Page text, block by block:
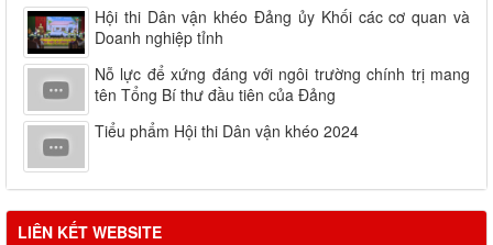
Hội thi Dân vận khéo Đảng ủy Khối các cơ quan và
Doanh nghiệp tỉnh
Nỗ lực để xứng đáng với ngôi trường chính trị mang
tên Tổng Bí thư đầu tiên của Đảng
Tiểu phẩm Hội thi Dân vận khéo 2024
LIÊN KẾT WEBSITE